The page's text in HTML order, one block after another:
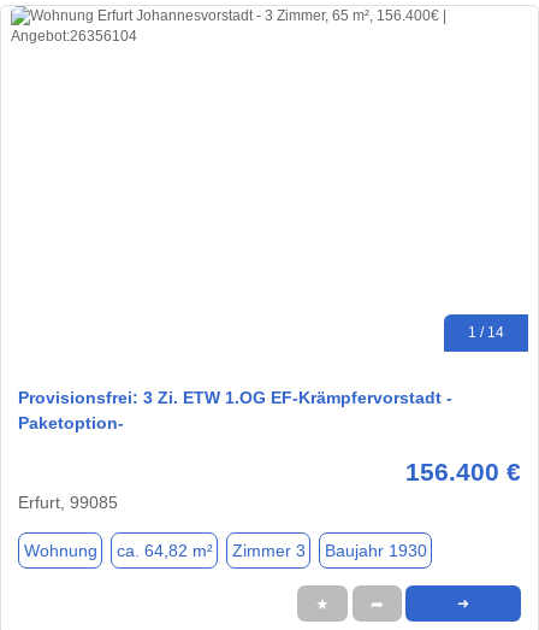
1 / 14
Provisionsfrei: 3 Zi. ETW 1.OG EF-Krämpfervorstadt -
Paketoption-
156.400 €
Erfurt, 99085
Wohnung ca. 64,82 m² Zimmer 3 Baujahr 1930
★ ➦ ➜